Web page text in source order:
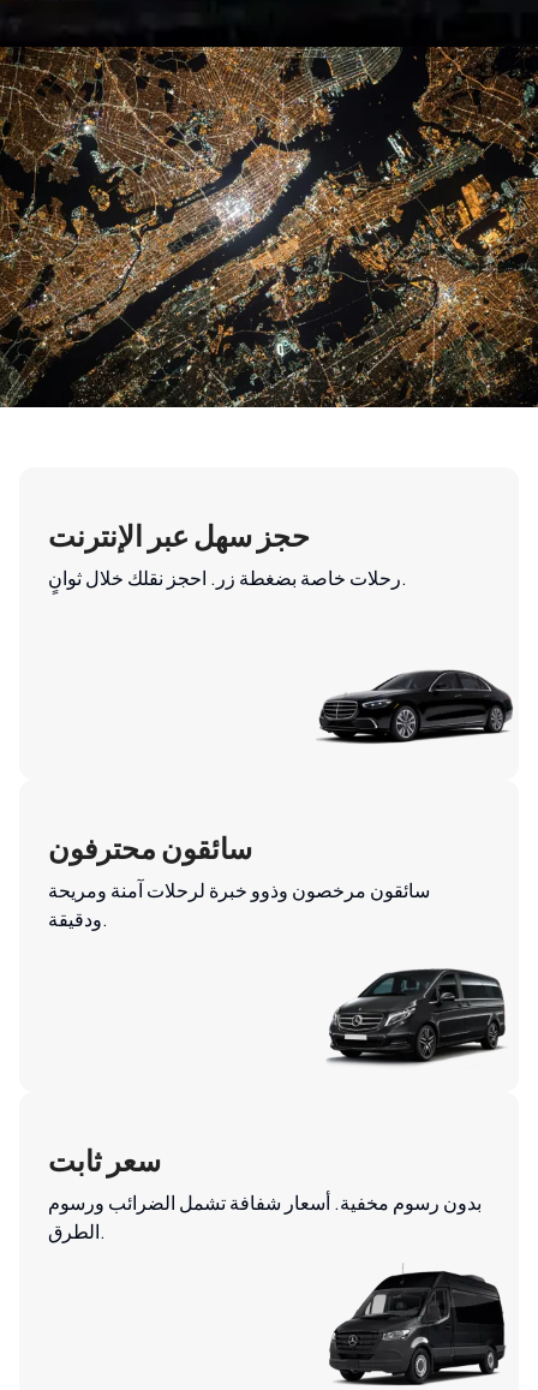
حجز سهل عبر الإنترنت
رحلات خاصة بضغطة زر. احجز نقلك خلال ثوانٍ.
سائقون محترفون
سائقون مرخصون وذوو خبرة لرحلات آمنة ومريحة
ودقيقة.
سعر ثابت
بدون رسوم مخفية. أسعار شفافة تشمل الضرائب ورسوم
الطرق.